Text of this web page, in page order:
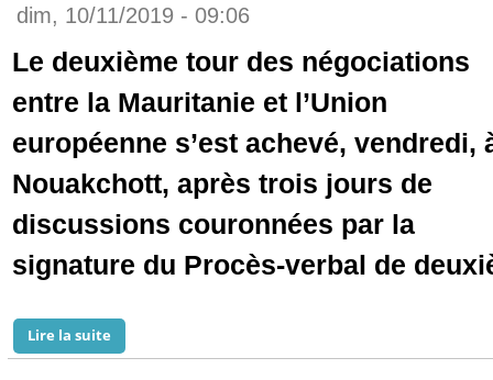
dim, 10/11/2019 - 09:06
Le deuxième tour des négociations
entre la Mauritanie et l’Union
européenne s’est achevé, vendredi,
Nouakchott, après trois jours de
discussions couronnées par la
signature du Procès-verbal de
Lire la suite